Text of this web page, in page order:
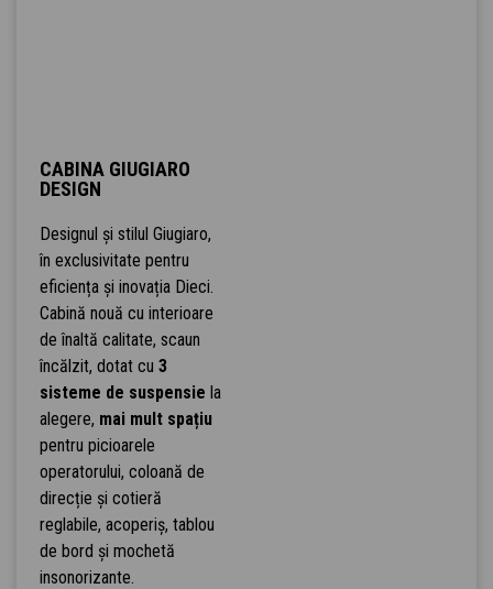
CABINA GIUGIARO
DESIGN
Designul și stilul Giugiaro,
în exclusivitate pentru
eficiența și inovația Dieci.
Cabină nouă cu interioare
de înaltă calitate, scaun
încălzit, dotat cu 3
sisteme de suspensie la
alegere, mai mult spațiu
pentru picioarele
operatorului, coloană de
direcție și cotieră
reglabile, acoperiș, tablou
de bord și mochetă
insonorizante.